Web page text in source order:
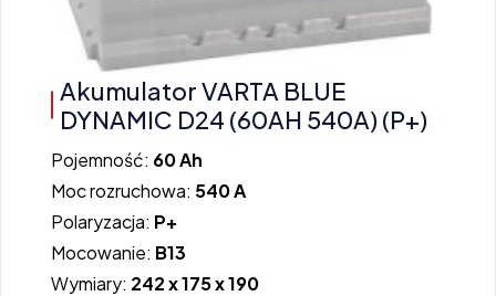
Akumulator VARTA BLUE
DYNAMIC D24 (60AH 540A) (P+)
Pojemność: 60 Ah
Moc rozruchowa: 540 A
Polaryzacja: P+
Mocowanie: B13
Wymiary: 242 x 175 x 190